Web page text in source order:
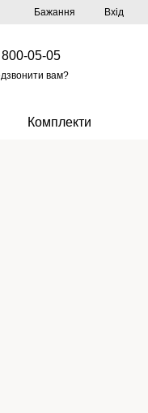
Бажання Вхід
05-05
вам?
Комплекти